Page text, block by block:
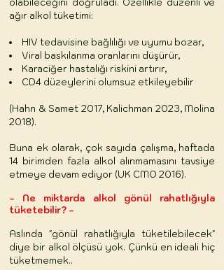
olabileceğini doğruladı. Özellikle düzenli ve
ağır alkol tüketimi:
HIV tedavisine bağlılığı ve uyumu bozar,
Viral baskılanma oranlarını düşürür,
Karaciğer hastalığı riskini artırır,
CD4 düzeylerini olumsuz etkileyebilir
(Hahn & Samet 2017, Kalichman 2023, Molina
2018).
Buna ek olarak, çok sayıda çalışma, haftada
14 birimden fazla alkol alınmamasını tavsiye
etmeye devam ediyor (UK CMO 2016).
- Ne miktarda alkol gönül rahatlığıyla
tüketebilir? -
Aslında "gönül rahatlığıyla tüketilebilecek"
diye bir alkol ölçüsü yok. Çünkü en ideali hiç
tüketmemek..